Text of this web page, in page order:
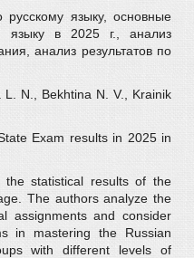
языку, основные
языку в 2025 г., анализ
анализ результатов по
L. N., Bekhtina N. V., Krainik
Exam results in 2025 in
statistical results of the
The authors analyze the
assignments and consider
in mastering the Russian
with different levels of